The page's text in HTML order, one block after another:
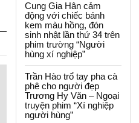
Cung Gia Hân cảm
động với chiếc bánh
kem màu hồng, đón
sinh nhật lần thứ 34 trên
phim trường “Người
hùng xí nghiệp”
Trần Hào trổ tay pha cà
phê cho người đẹp
Trương Hy Văn – Ngoại
truyện phim “Xí nghiệp
người hùng”